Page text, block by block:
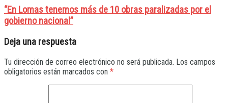
“En Lomas tenemos más de 10 obras paralizadas por el
gobierno nacional”
Deja una respuesta
Tu dirección de correo electrónico no será publicada. Los campos
obligatorios están marcados con *